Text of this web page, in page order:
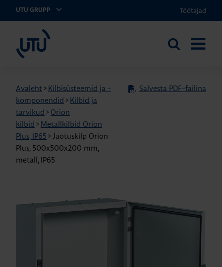
UTU GRUPP Töötajad
Otsi
Avaleht > Kilbisüsteemid ja -
komponendid > Kilbid ja
tarvikud > Orion
kilbid > Metallkilbid Orion
Plus, IP65 >Jaotuskilp Orion
Plus, 500x500x200 mm,
metall, IP65
Salvesta PDF-failina